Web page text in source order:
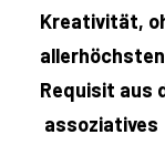
Kreativität,
Requisit aus